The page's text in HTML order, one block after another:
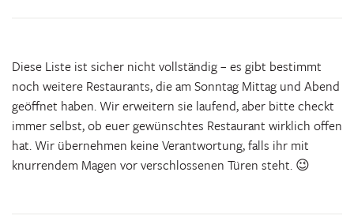
Diese Liste ist sicher nicht vollständig – es gibt bestimmt
noch weitere Restaurants, die am Sonntag Mittag und Abend
geöffnet haben. Wir erweitern sie laufend, aber bitte checkt
immer selbst, ob euer gewünschtes Restaurant wirklich offen
hat. Wir übernehmen keine Verantwortung, falls ihr mit
knurrendem Magen vor verschlossenen Türen steht. 😉